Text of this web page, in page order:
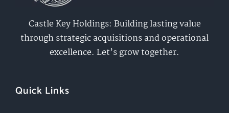
Castle Key Holdings: Building lasting value
through strategic acquisitions and operational
excellence. Let’s grow together.
Quick Links